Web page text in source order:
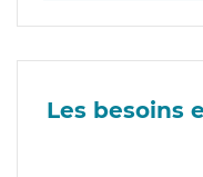
Les besoins